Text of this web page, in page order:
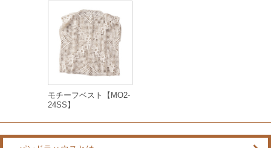
モチーフベスト【MO2-
24SS】